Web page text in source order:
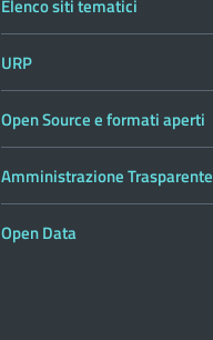
Elenco siti tematici
URP
Open Source e formati aperti
Amministrazione Trasparente
Open Data